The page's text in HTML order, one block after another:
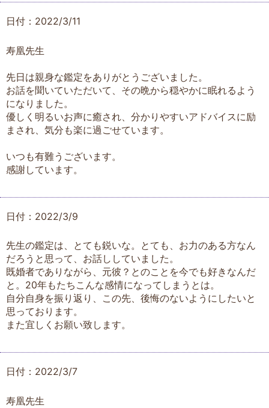
日付：2022/3/11
寿凰先生
先日は親身な鑑定をありがとうございました。
お話を聞いていただいて、その晩から穏やかに眠れるよう
になりました。
優しく明るいお声に癒され、分かりやすいアドバイスに励
まされ、気分も楽に過ごせています。
いつも有難うございます。
感謝しています。
日付：2022/3/9
先生の鑑定は、とても鋭いな。とても、お力のある方なん
だろうと思って、お話ししていました。
既婚者でありながら、元彼？とのことを今でも好きなんだ
と。20年もたちこんな感情になってしまうとは。
自分自身を振り返り、この先、後悔のないようにしたいと
思っております。
また宜しくお願い致します。
日付：2022/3/7
寿凰先生